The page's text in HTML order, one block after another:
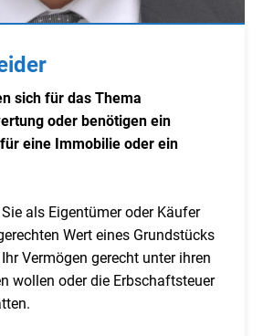
sich für das Thema
oder benötigen ein
eine Immobilie oder ein
als Eigentümer oder Käufer
Wert eines Grundstücks
Vermögen gerecht unter ihren
wollen oder die Erbschaftsteuer